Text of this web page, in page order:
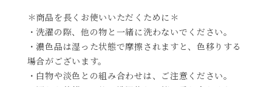
＊商品を長くお使いいただくために＊
・洗濯の際、他の物と一緒に洗わないでください。
・濃色品は湿った状態で摩擦されますと、色移りする
場合がございます。
・白物や淡色との組み合わせは、ご注意ください。